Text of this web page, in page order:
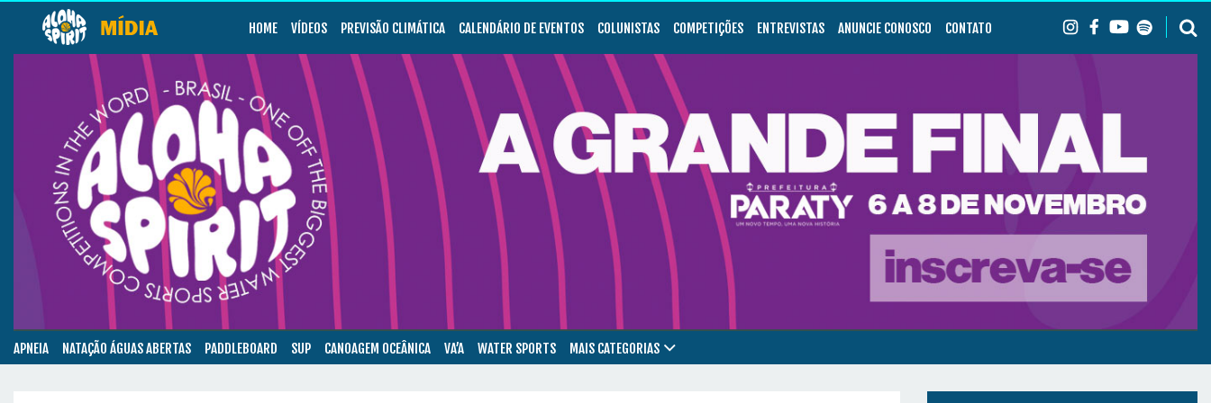
HOME VÍDEOS PREVISÃO CLIMÁTICA CALENDÁRIO DE EVENTOS COLUNISTAS COMPETIÇÕES ENTREVISTAS ANUNCIE CONOSCO CONTATO
APNEIA NATAÇÃO ÁGUAS ABERTAS PADDLEBOARD SUP CANOAGEM OCEÂNICA VA’A WATER SPORTS MAIS CATEGORIAS